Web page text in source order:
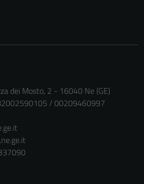
dei Mosto, 2 - 16040 Ne (GE)
/ 00209460997
personali.